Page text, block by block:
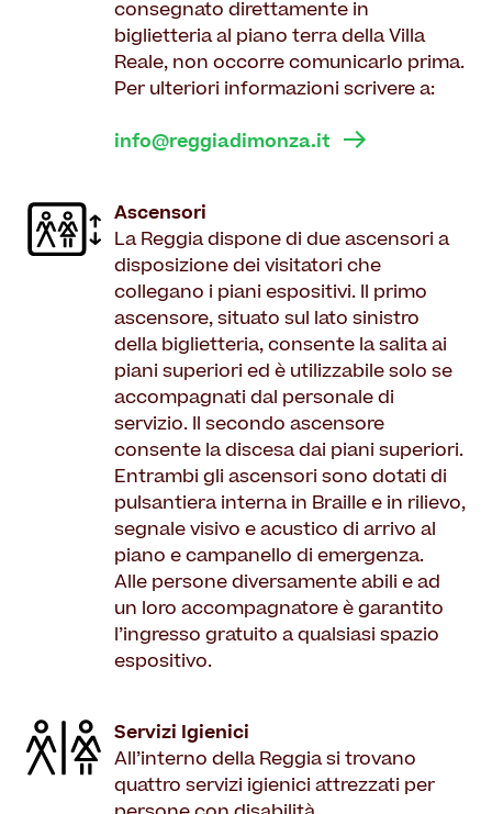
consegnato direttamente in
biglietteria al piano terra della Villa
Reale, non occorre comunicarlo prima.
Per ulteriori informazioni scrivere a:
info@reggiadimonza.it
Ascensori
La Reggia dispone di due ascensori a
disposizione dei visitatori che
collegano i piani espositivi. Il primo
ascensore, situato sul lato sinistro
della biglietteria, consente la salita ai
piani superiori ed è utilizzabile solo se
accompagnati dal personale di
servizio. Il secondo ascensore
consente la discesa dai piani superiori.
Entrambi gli ascensori sono dotati di
pulsantiera interna in Braille e in rilievo,
segnale visivo e acustico di arrivo al
piano e campanello di emergenza.
Alle persone diversamente abili e ad
un loro accompagnatore è garantito
l’ingresso gratuito a qualsiasi spazio
espositivo.
Servizi Igienici
All’interno della Reggia si trovano
quattro servizi igienici attrezzati per